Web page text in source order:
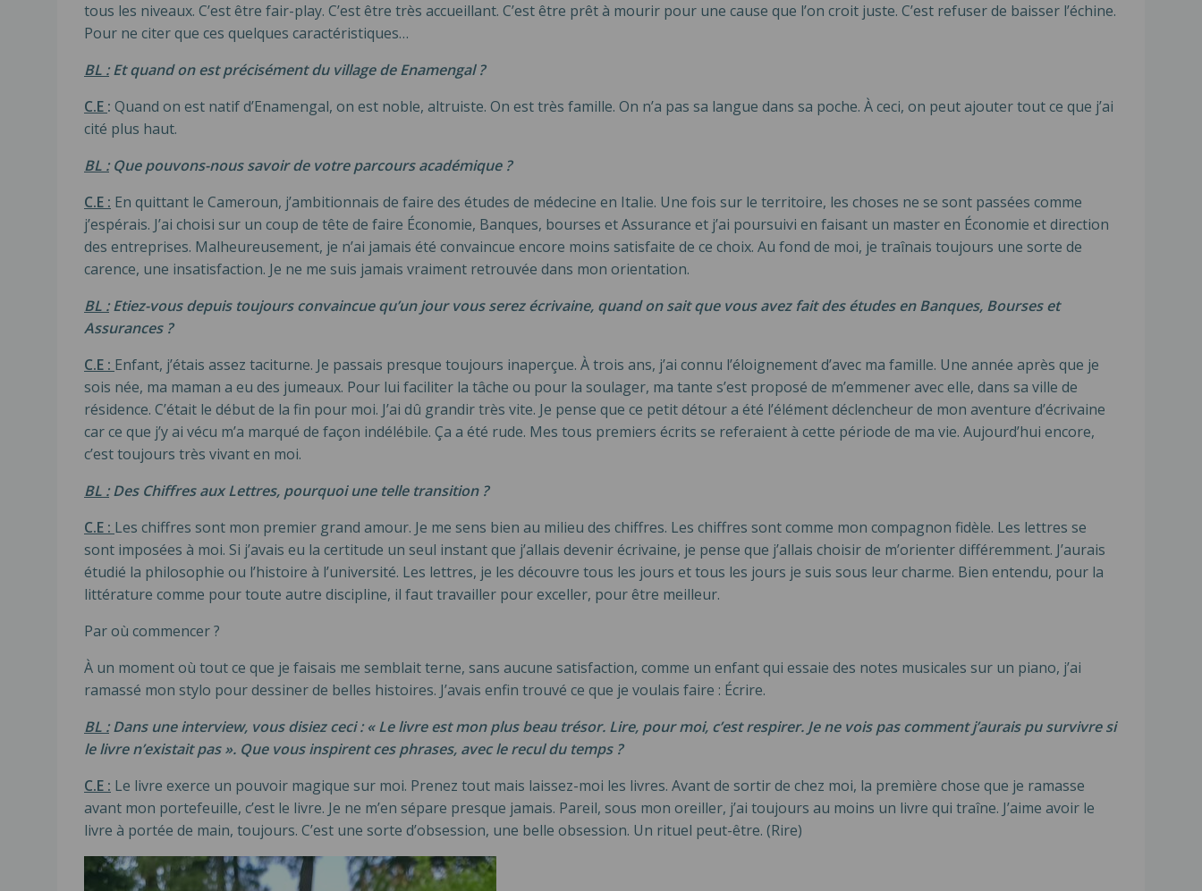
tous les niveaux. C’est être fair-play. C’est être très accueillant. C’est être prêt à mourir pour une cause que l’on croit juste. C’est refuser de baisser l’échine.
Pour ne citer que ces quelques caractéristiques…
BL : Et quand on est précisément du village de Enamengal ?
C.E : Quand on est natif d’Enamengal, on est noble, altruiste. On est très famille. On n’a pas sa langue dans sa poche. À ceci, on peut ajouter tout ce que j’ai
cité plus haut.
BL :Que pouvons-nous savoir de votre parcours académique ?
C.E : En quittant le Cameroun, j’ambitionnais de faire des études de médecine en Italie. Une fois sur le territoire, les choses ne se sont passées comme
j’espérais. J’ai choisi sur un coup de tête de faire Économie, Banques, bourses et Assurance et j’ai poursuivi en faisant un master en Économie et direction
des entreprises. Malheureusement, je n’ai jamais été convaincue encore moins satisfaite de ce choix. Au fond de moi, je traînais toujours une sorte de
carence, une insatisfaction. Je ne me suis jamais vraiment retrouvée dans mon orientation.
BL :Etiez-vous depuis toujours convaincue qu’un jour vous serez écrivaine, quand on sait que vous avez fait des études en Banques, Bourses et
Assurances ?
C.E : Enfant, j’étais assez taciturne. Je passais presque toujours inaperçue. À trois ans, j’ai connu l’éloignement d’avec ma famille. Une année après que je
sois née, ma maman a eu des jumeaux. Pour lui faciliter la tâche ou pour la soulager, ma tante s’est proposé de m’emmener avec elle, dans sa ville de
résidence. C’était le début de la fin pour moi. J’ai dû grandir très vite. Je pense que ce petit détour a été l’élément déclencheur de mon aventure d’écrivaine
car ce que j’y ai vécu m’a marqué de façon indélébile. Ça a été rude. Mes tous premiers écrits se referaient à cette période de ma vie. Aujourd’hui encore,
c’est toujours très vivant en moi.
BL :Des Chiffres aux Lettres, pourquoi une telle transition ?
C.E : Les chiffres sont mon premier grand amour. Je me sens bien au milieu des chiffres. Les chiffres sont comme mon compagnon fidèle. Les lettres se
sont imposées à moi. Si j’avais eu la certitude un seul instant que j’allais devenir écrivaine, je pense que j’allais choisir de m’orienter différemment. J’aurais
étudié la philosophie ou l’histoire à l’université. Les lettres, je les découvre tous les jours et tous les jours je suis sous leur charme. Bien entendu, pour la
littérature comme pour toute autre discipline, il faut travailler pour exceller, pour être meilleur.
Par où commencer ?
À un moment où tout ce que je faisais me semblait terne, sans aucune satisfaction, comme un enfant qui essaie des notes musicales sur un piano, j’ai
ramassé mon stylo pour dessiner de belles histoires. J’avais enfin trouvé ce que je voulais faire : Écrire.
BL :Dans une interview, vous disiez ceci : « Le livre est mon plus beau trésor. Lire, pour moi, c’est respirer. Je ne vois pas comment j’aurais pu survivre si
le livre n’existait pas ». Que vous inspirent ces phrases, avec le recul du temps ?
C.E : Le livre exerce un pouvoir magique sur moi. Prenez tout mais laissez-moi les livres. Avant de sortir de chez moi, la première chose que je ramasse
avant mon portefeuille, c’est le livre. Je ne m’en sépare presque jamais. Pareil, sous mon oreiller, j’ai toujours au moins un livre qui traîne. J’aime avoir le
livre à portée de main, toujours. C’est une sorte d’obsession, une belle obsession. Un rituel peut-être. (Rire)